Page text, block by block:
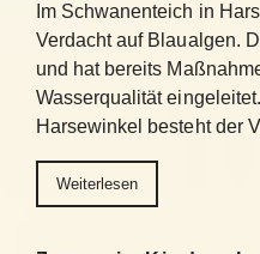
Im Schwanenteich in
Verdacht auf Blaualgen.
und hat bereits
Wasserqualität
Harsewinkel besteht der
Weiterlesen